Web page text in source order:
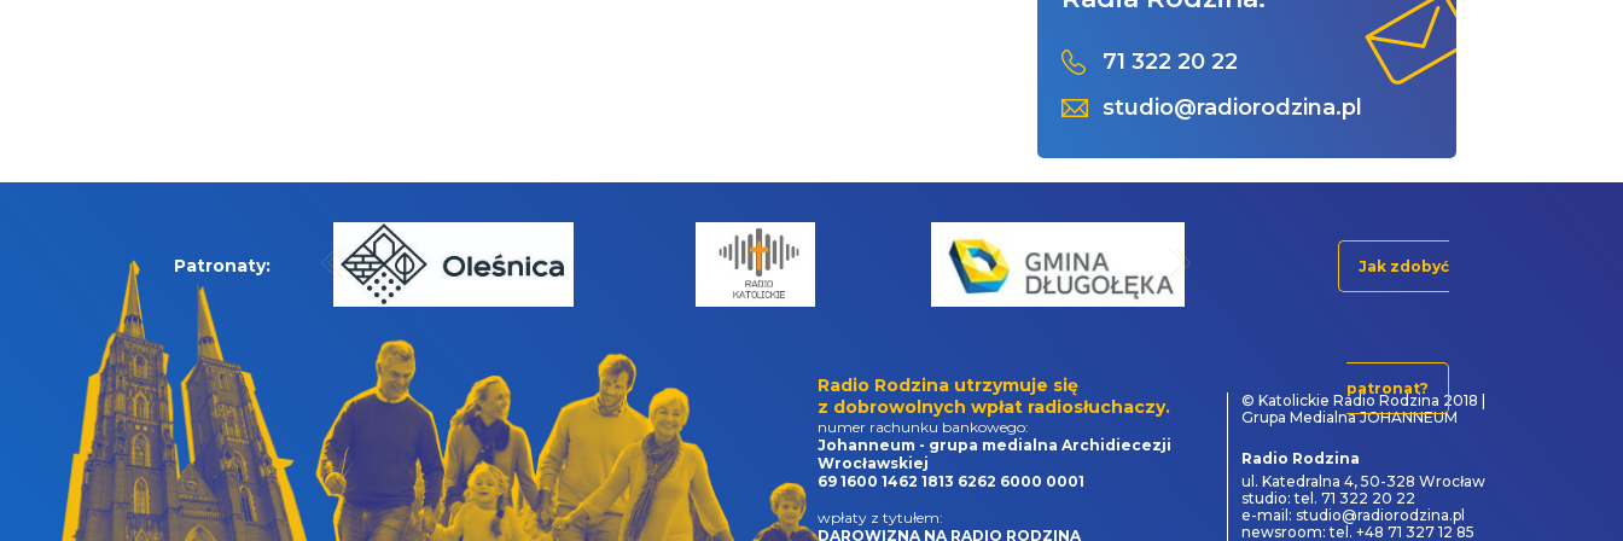
71 322 20 22
studio@radiorodzina.pl
Patronaty: Jak zdobyć
patronat?
Radio Rodzina utrzymuje się
z dobrowolnych wpłat radiosłuchaczy.
numer rachunku bankowego:
Johanneum - grupa medialna Archidiecezji
Wrocławskiej
69 1600 1462 1813 6262 6000 0001
wpłaty z tytułem:
DAROWIZNA NA RADIO RODZINA
© Katolickie Radio Rodzina 2018 |
Grupa Medialna JOHANNEUM
Radio Rodzina
ul. Katedralna 4, 50-328 Wrocław
studio: tel. 71 322 20 22
e-mail: studio@radiorodzina.pl
newsroom: tel. +48 71 327 12 85